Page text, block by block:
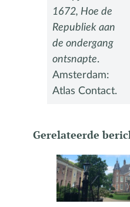
1672, Hoe de
Republiek aan
de ondergang
ontsnapte.
Amsterdam:
Atlas Contact.
Gerelateerde